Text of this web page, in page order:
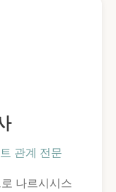
관계 전문
나르시시스